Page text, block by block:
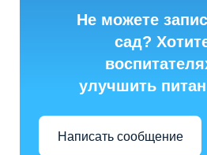
Не можете
сад?
улучшить
Написать сообщение